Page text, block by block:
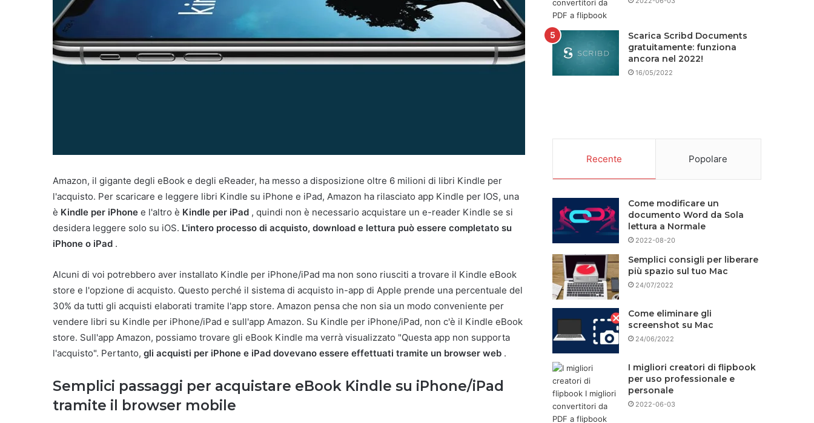
Amazon, il gigante degli eBook e degli eReader, ha messo a disposizione oltre 6 milioni di libri Kindle per
l'acquisto. Per scaricare e leggere libri Kindle su iPhone e iPad, Amazon ha rilasciato app Kindle per IOS, una
è Kindle per iPhone e l'altro è Kindle per iPad , quindi non è necessario acquistare un e-reader Kindle se si
desidera leggere solo su iOS. L'intero processo di acquisto, download e lettura può essere completato su
iPhone o iPad .
Alcuni di voi potrebbero aver installato Kindle per iPhone/iPad ma non sono riusciti a trovare il Kindle eBook
store e l'opzione di acquisto. Questo perché il sistema di acquisto in-app di Apple prende una percentuale del
30% da tutti gli acquisti elaborati tramite l'app store. Amazon pensa che non sia un modo conveniente per
vendere libri su Kindle per iPhone/iPad e sull'app Amazon. Su Kindle per iPhone/iPad, non c'è il Kindle eBook
store. Sull'app Amazon, possiamo trovare gli eBook Kindle ma verrà visualizzato "Questa app non supporta
l'acquisto". Pertanto, gli acquisti per iPhone e iPad dovevano essere effettuati tramite un browser web .
Semplici passaggi per acquistare eBook Kindle su iPhone/iPad
tramite il browser mobile
Scarica Scribd Documents
gratuitamente: funziona
ancora nel 2022!
16/05/2022
Recente Popolare
Come modificare un
documento Word da Sola
lettura a Normale
2022-08-20
Semplici consigli per liberare
più spazio sul tuo Mac
24/07/2022
Come eliminare gli
screenshot su Mac
24/06/2022
I migliori creatori di flipbook
per uso professionale e
personale
2022-06-03